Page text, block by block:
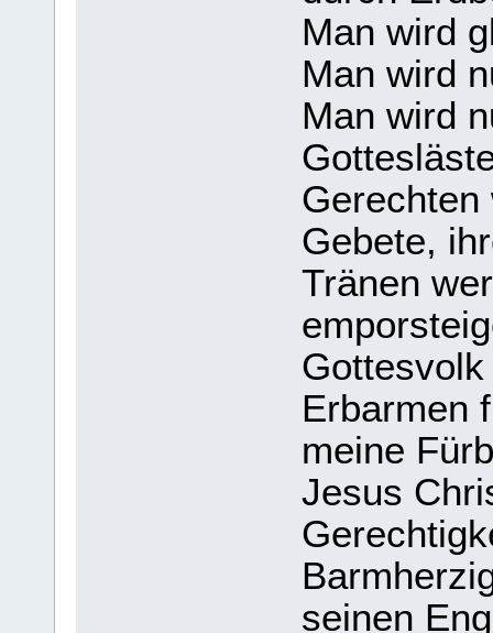
Man wird
Man wird
Man wird
Gerechten
Gebete,
Tränen
Erbarmen
meine
Jesus
seinen